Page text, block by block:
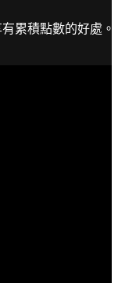
累積點數的好處。